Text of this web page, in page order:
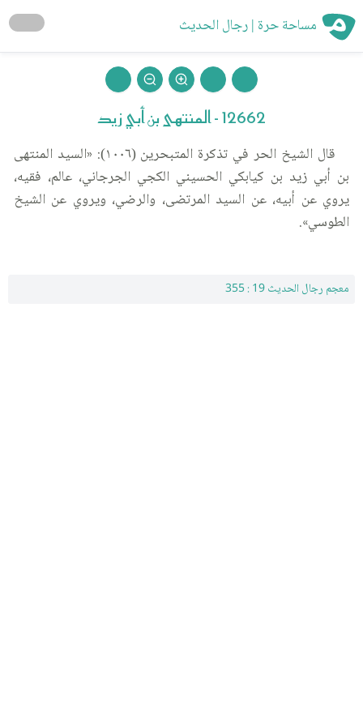
مساحة حرة | رجال الحديث
12662 - المنتهى بن أبي زيد
قال الشيخ الحر في تذكرة المتبحرين (١٠٠٦): «السيد المنتهى
بن أبي زيد بن كيابكي الحسيني الكجي الجرجاني، عالم، فقيه،
يروي عن أبيه، عن السيد المرتضى، والرضي، ويروي عن الشيخ
الطوسي».
معجم رجال الحديث 19 : 355